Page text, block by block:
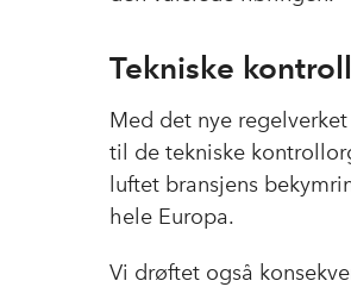
Tekniske
Med det nye
til de tekniske
luftet bransjens
hele Europa.
Vi drøftet også